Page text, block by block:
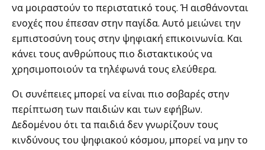
να μοιραστούν το περιστατικό τους. Ή αισθάνονται
ενοχές που έπεσαν στην παγίδα. Αυτό μειώνει την
εμπιστοσύνη τους στην ψηφιακή επικοινωνία. Και
κάνει τους ανθρώπους πιο διστακτικούς να
χρησιμοποιούν τα τηλέφωνά τους ελεύθερα.
Οι συνέπειες μπορεί να είναι πιο σοβαρές στην
περίπτωση των παιδιών και των εφήβων.
Δεδομένου ότι τα παιδιά δεν γνωρίζουν τους
κινδύνους του ψηφιακού κόσμου, μπορεί να μην το